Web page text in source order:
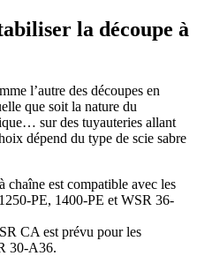
la découpe à
l’autre des découpes en
que soit la nature du
sur des tuyauteries allant
dépend du type de scie sabre
chaîne est compatible avec les
PE, 1400-PE et WSR 36-
CA est prévu pour les
30-A36.